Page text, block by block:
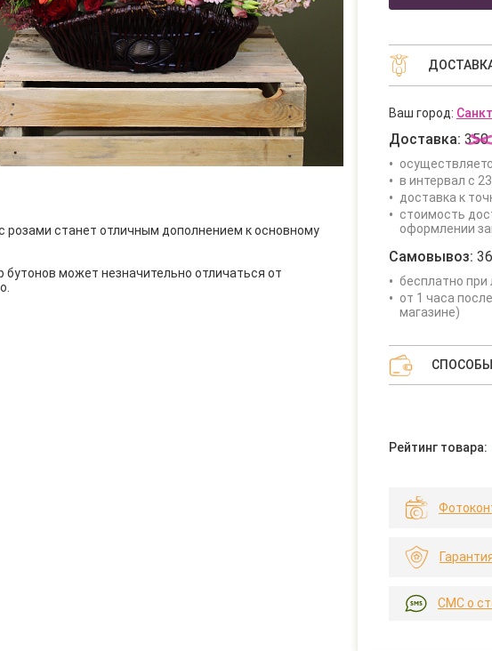
розами станет отличным дополнением к основному
может незначительно отличаться от
Ваш город:
Доставка: 350
в интервал с
доставка к
стоимость
оформлении
Самовывоз:
бесплатно при
от 1 часа
магазине)
Рейтинг товара:
СМС о